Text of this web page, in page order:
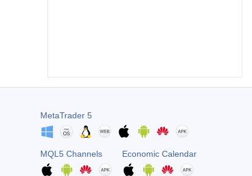
MetaTrader 5
MQL5 Channels Economic Calendar